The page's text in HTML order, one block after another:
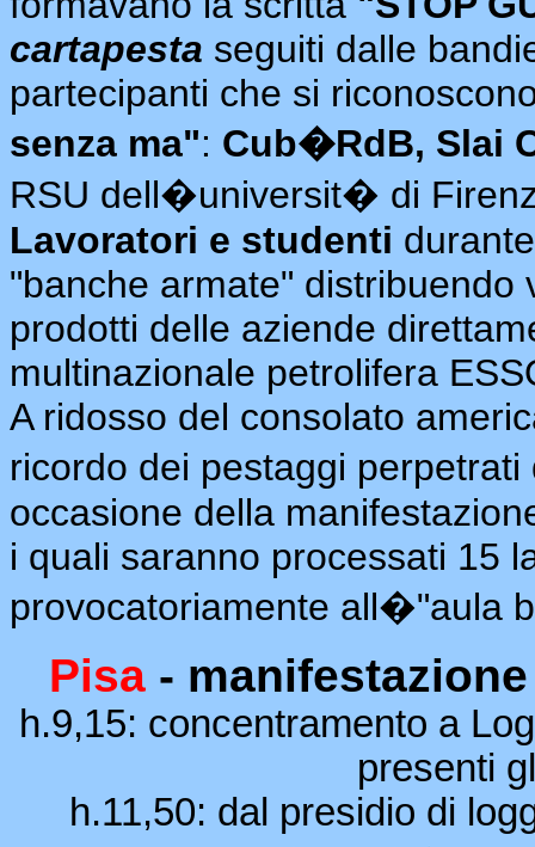
cartapesta seguiti dalle
partecipanti che si
senza ma": Cub�RdB, Slai
RSU dell�universit� di
Lavoratori e studenti
"banche armate" distribuendo
prodotti delle aziende
multinazionale petrolifera
A ridosso del consolato
ricordo dei pestaggi
occasione della
i quali saranno processati 15
provocatoriamente all�"aula
Pisa -
h.9,15: concentramento a
presenti
h.11,50: dal presidio di